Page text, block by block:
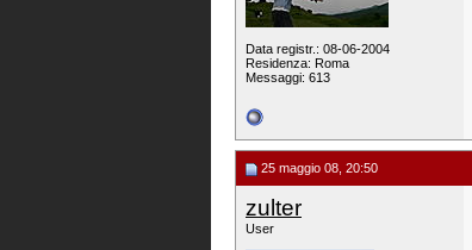
Data registr.: 08-06-2004
Residenza: Roma
Messaggi: 613
25 maggio 08, 20:50
zulter
User